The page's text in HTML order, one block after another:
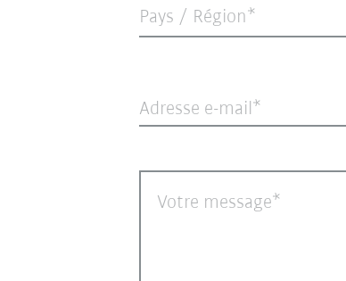
Pays / Région*
Adresse e-mail
Votre message